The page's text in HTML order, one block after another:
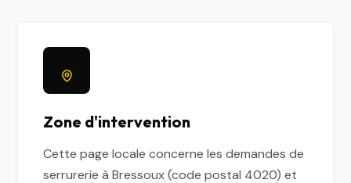
Zone d'intervention
Cette page locale concerne les demandes de
serrurerie à Bressoux (code postal 4020) et